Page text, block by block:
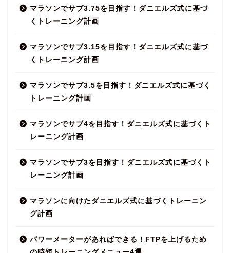
マラソンでサブ3.75を目指す！ダニエルズ式に基づ
くトレーニング計画
マラソンでサブ3.15を目指す！ダニエルズ式に基づ
くトレーニング計画
マラソンでサブ3.5を目指す！ダニエルズ式に基づく
トレーニング計画
マラソンでサブ4を目指す！ダニエルズ式に基づくト
レーニング計画
マラソンでサブ3を目指す！ダニエルズ式に基づくト
レーニング計画
マラソンに向けたダニエルズ式に基づくトレーニン
グ計画
パワーメーターがあればできる！FTPを上げるため